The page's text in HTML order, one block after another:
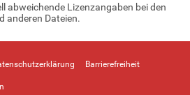
abweichende Lizenzangaben bei den
anderen Dateien.
Barrierefreiheit